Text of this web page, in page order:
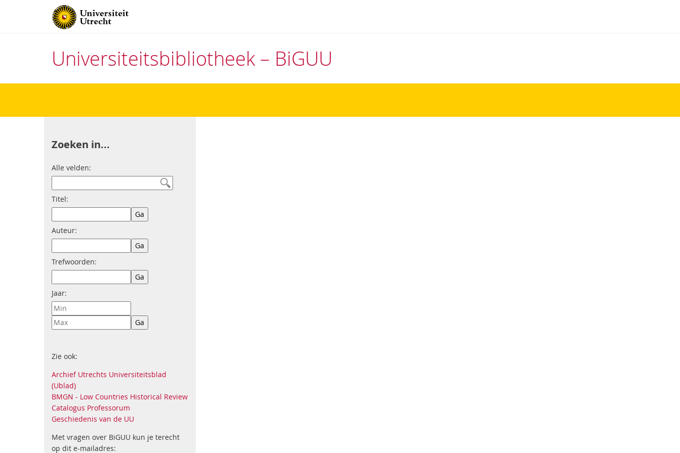
Universiteitsbibliotheek – BiGUU
Zoeken in...
Alle velden:
Titel:
Auteur:
Trefwoorden:
Jaar:
Zie ook:
Archief Utrechts Universiteitsblad
(Ublad)
BMGN - Low Countries Historical Review
Catalogus Professorum
Geschiedenis van de UU
Met vragen over BiGUU kun je terecht
op dit e-mailadres: